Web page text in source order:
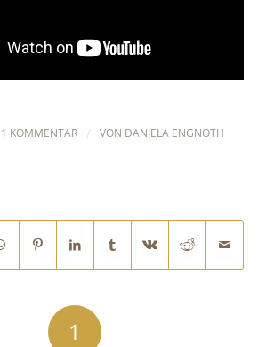
1 KOMMENTAR / VON DANIELA ENGNOTH
1